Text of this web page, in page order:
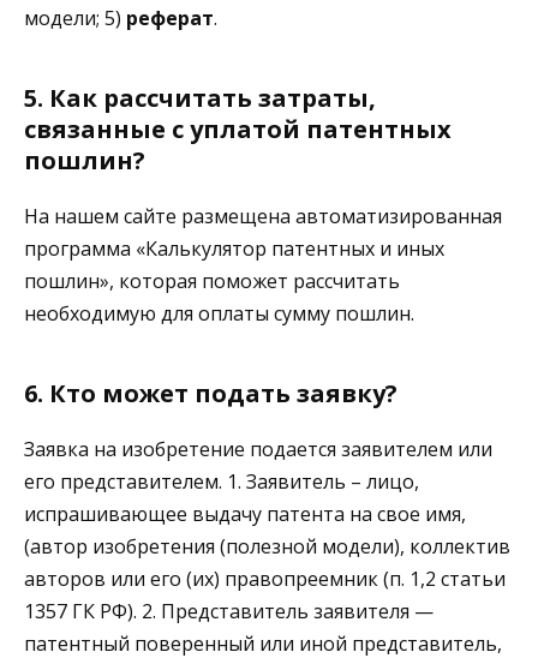
модели; 5) реферат.
5. Как рассчитать затраты,
связанные с уплатой патентных
пошлин?
На нашем сайте размещена автоматизированная
программа «Калькулятор патентных и иных
пошлин», которая поможет рассчитать
необходимую для оплаты сумму пошлин.
6. Кто может подать заявку?
Заявка на изобретение подается заявителем или
его представителем. 1. Заявитель – лицо,
испрашивающее выдачу патента на свое имя,
(автор изобретения (полезной модели), коллектив
авторов или его (их) правопреемник (п. 1,2 статьи
1357 ГК РФ). 2. Представитель заявителя —
патентный поверенный или иной представитель,